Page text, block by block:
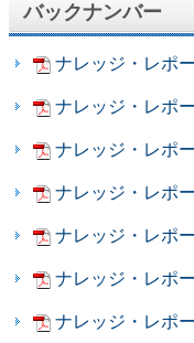
バックナンバー
ナレッジ・レポ
ナレッジ・レポ
ナレッジ・レポ
ナレッジ・レポ
ナレッジ・レポ
ナレッジ・レポ
ナレッジ・レポ